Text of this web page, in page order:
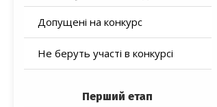
Допущені на конкурс
Не беруть участі в конкурсі
Перший етап